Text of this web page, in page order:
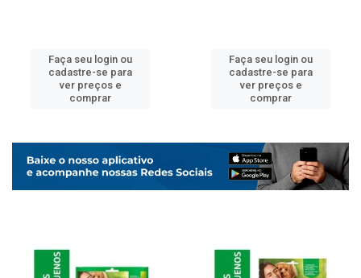
Faça seu login ou
cadastre-se para
ver preços e
comprar
Faça seu login ou
cadastre-se para
ver preços e
comprar